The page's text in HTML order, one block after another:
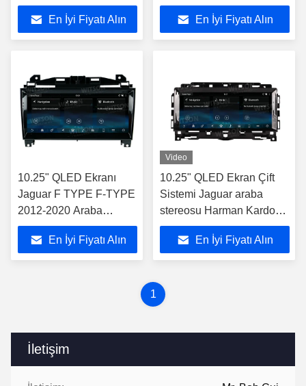
İletişim
Multimedia Stereo GPS
OyuncusuEn İyi Fiyatı Alın
Araba Multimedya Stereo
En İyi Fiyatı Alın
10.25" QLED Ekranı
Jaguar F TYPE F-TYPE
2012-2020 Araba
Stereosu için OEM Tarzı
Çift Sistem Tasarımı
En İyi Fiyatı Alın
Video
10.25" QLED Ekran Çift
Sistemi Jaguar araba
stereosu Harman Kardon
2016-2019 ile F-PACE XE
için Araba Multimedia
Stereosu
En İyi Fiyatı Alın
1